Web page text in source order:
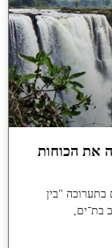
את הכוחות
"בין
בת־ים,